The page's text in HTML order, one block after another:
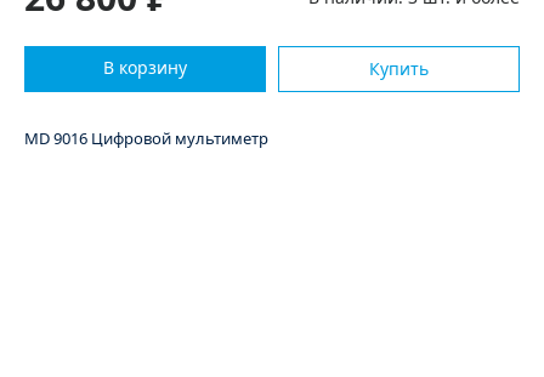
В корзину Купить
MD 9016 Цифровой мультиметр